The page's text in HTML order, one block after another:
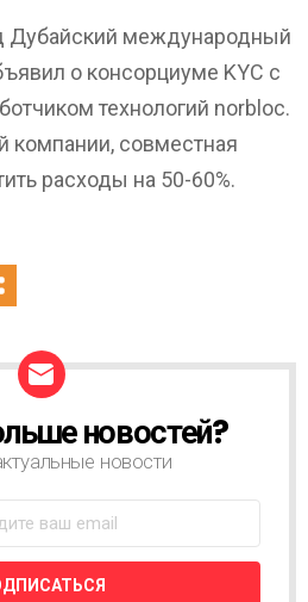
Дубайский международный
о консорциуме KYC с
технологий norbloc.
компании, совместная
расходы на 50-60%.
новостей?
новости